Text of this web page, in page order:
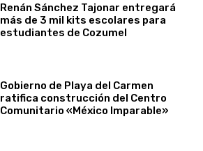
Renán Sánchez Tajonar entregará
más de 3 mil kits escolares para
estudiantes de Cozumel
Gobierno de Playa del Carmen
ratifica construcción del Centro
Comunitario «México Imparable»